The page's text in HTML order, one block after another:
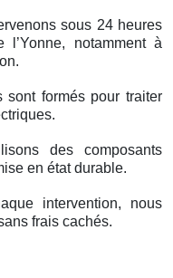
sous 24 heures
notamment à
sont formés pour traiter
des composants
en état durable.
intervention, nous
frais cachés.